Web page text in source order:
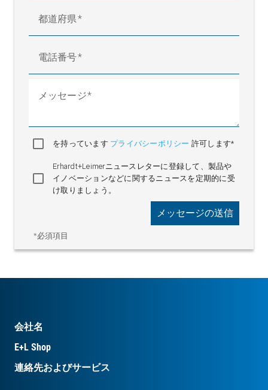
都道府県
電話番号
メッセージ
を持っています プライバシーポリシー 許可します*
Erhardt+Leimerニュースレターに登録して、製品や
イノベーションなどに関するニュースを定期的に受
け取りましょう。
*必須項目
メッセージの送信
会社名
E+L Shop
連絡先およびサービス